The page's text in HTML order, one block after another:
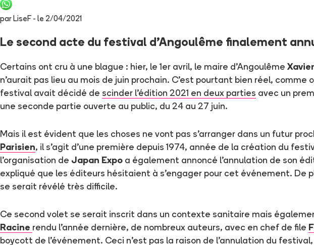
par LiseF - le 2/04/2021
Le second acte du festival d'Angoulême finalement
Certains ont cru à une blague : hier, le 1er avril, le maire d'Angoulême
n'aurait pas lieu au mois de juin prochain. C'est pourtant bien réel, comme
festival avait décidé de scinder l'édition 2021 en deux parties avec un
une seconde partie ouverte au public, du 24 au 27 juin.
Mais il est évident que les choses ne vont pas s'arranger dans un futur
Parisien, il s'agit d'une première depuis 1974, année de la création du
l'organisation de Japan Expo a également annoncé l'annulation de son
expliqué que les éditeurs hésitaient à s'engager pour cet événement.
se serait révélé très difficile.
Ce second volet se serait inscrit dans un contexte sanitaire mais
Racine rendu l'année dernière, de nombreux auteurs, avec en chef de file
boycott de l'événement. Ceci n'est pas la raison de l'annulation du